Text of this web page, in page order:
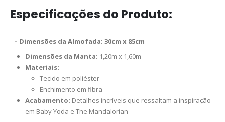
Especificações do Produto:
– Dimensões da Almofada: 30cm x 85cm
Dimensões da Manta: 1,20m x 1,60m
Materiais:
Tecido em poliéster
Enchimento em fibra
Acabamento: Detalhes incríveis que ressaltam a inspiração
em Baby Yoda e The Mandalorian